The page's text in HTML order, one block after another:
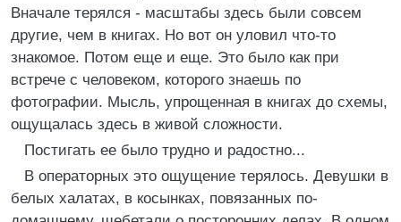
Вначале терялся - масштабы здесь были совсем
другие, чем в книгах. Но вот он уловил что-то
знакомое. Потом еще и еще. Это было как при
встрече с человеком, которого знаешь по
фотографии. Мысль, упрощенная в книгах до схемы,
ощущалась здесь в живой сложности.
Постигать ее было трудно и радостно...
В операторных это ощущение терялось. Девушки в
белых халатах, в косынках, повязанных по-